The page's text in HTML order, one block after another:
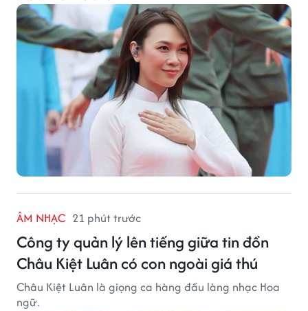
ÂM NHẠC 21 phút trước
Công ty quản lý lên tiếng giữa tin đồn
Châu Kiệt Luân có con ngoài giá thú
Châu Kiệt Luân là giọng ca hàng đầu làng nhạc Hoa
ngữ.